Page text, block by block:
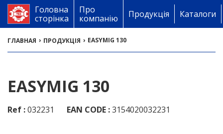
Головна
сторінка
Про
компанію
Продукція Каталоги
ГЛАВНАЯ › ПРОДУКЦІЯ › EASYMIG 130
EASYMIG 130
Ref :032231 EAN CODE :3154020032231